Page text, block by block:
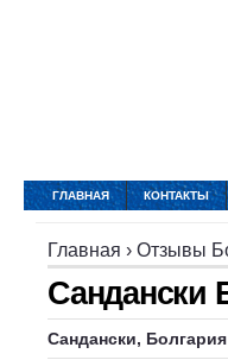
ГЛАВНАЯ КОНТАКТЫ
Главная › Отзывы
Сандански
Сандански,